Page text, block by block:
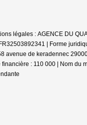
légales : AGENCE DU
| Forme
avenue de keradennec
: 110 000 | Nom du